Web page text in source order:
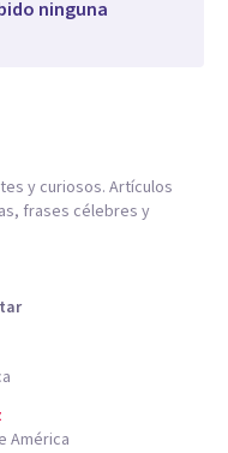
ninguna
y curiosos. Artículos
frases célebres y
América